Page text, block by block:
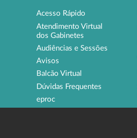
Acesso Rápido
Atendimento Virtual
dos Gabinetes
Audiências e Sessões
Avisos
Balcão Virtual
Dúvidas Frequentes
eproc